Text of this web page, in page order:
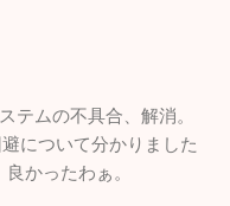
テムの不具合、解消。
について分かりました
かったわぁ。